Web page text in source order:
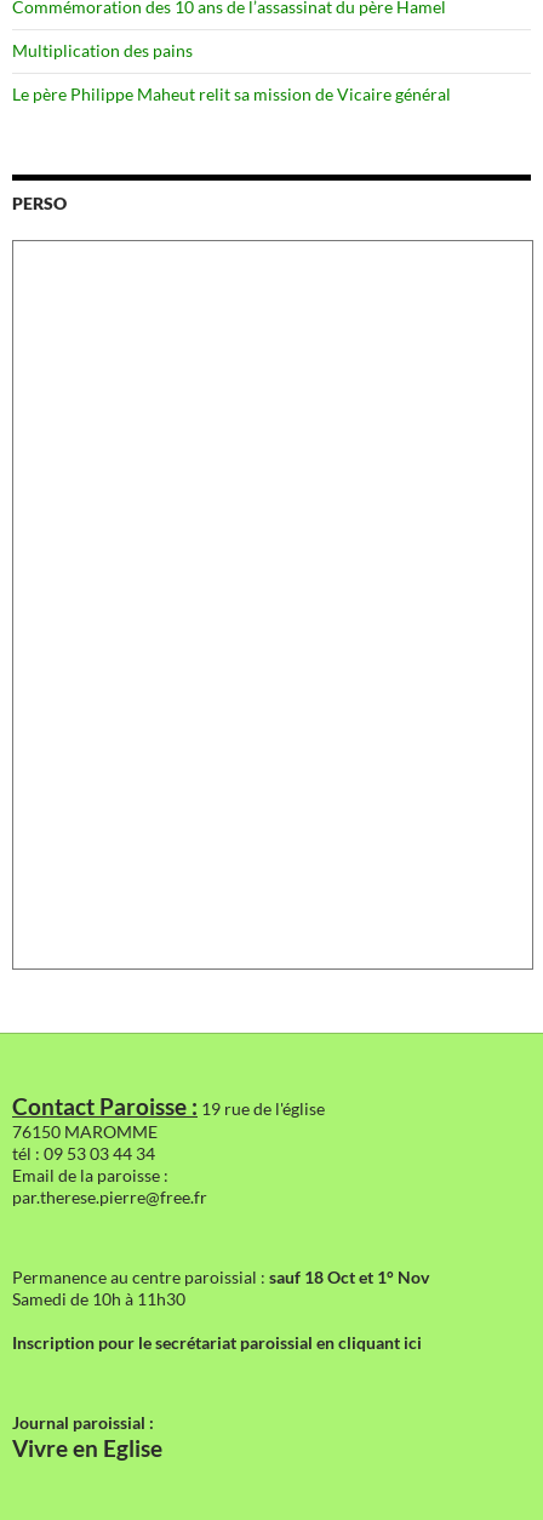
Commémoration des 10 ans de l’assassinat du père Hamel
Multiplication des pains
Le père Philippe Maheut relit sa mission de Vicaire général
PERSO
Contact Paroisse : 19 rue de l'église
76150 MAROMME
tél : 09 53 03 44 34
Email de la paroisse :
par.therese.pierre@free.fr
Permanence au centre paroissial : sauf 18 Oct et 1° Nov
Samedi de 10h à 11h30
Inscription pour le secrétariat paroissial en cliquant ici
Journal paroissial :
Vivre en Eglise